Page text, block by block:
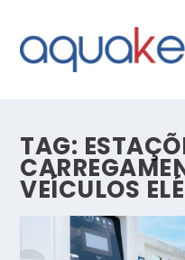
TAG:
VEÍCULOS